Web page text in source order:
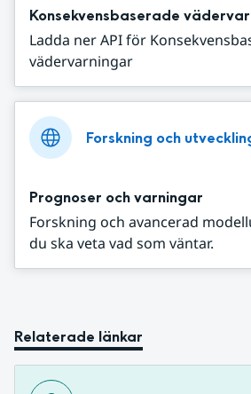
Konsekvensbaserade
Ladda ner API för
vädervarningar
Forskning och
Prognoser och varningar
Forskning och avancerad
du ska veta vad som väntar.
Relaterade länkar